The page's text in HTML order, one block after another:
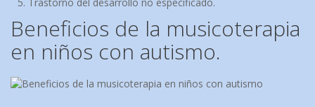
Beneficios de la musicoterapia
en niños con autismo.